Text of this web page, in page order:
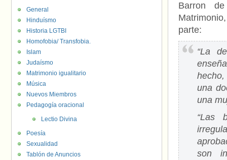
Barron
parte:
“La
una
una
“Las
son
General
Hinduísmo
Historia LGTBI
Homofobia/ Transfobia.
Islam
Judaísmo
Matrimonio igualitario
Música
Nuevos Miembros
Pedagogía oracional
Lectio Divina
Poesía
Sexualidad
Tablón de Anuncios